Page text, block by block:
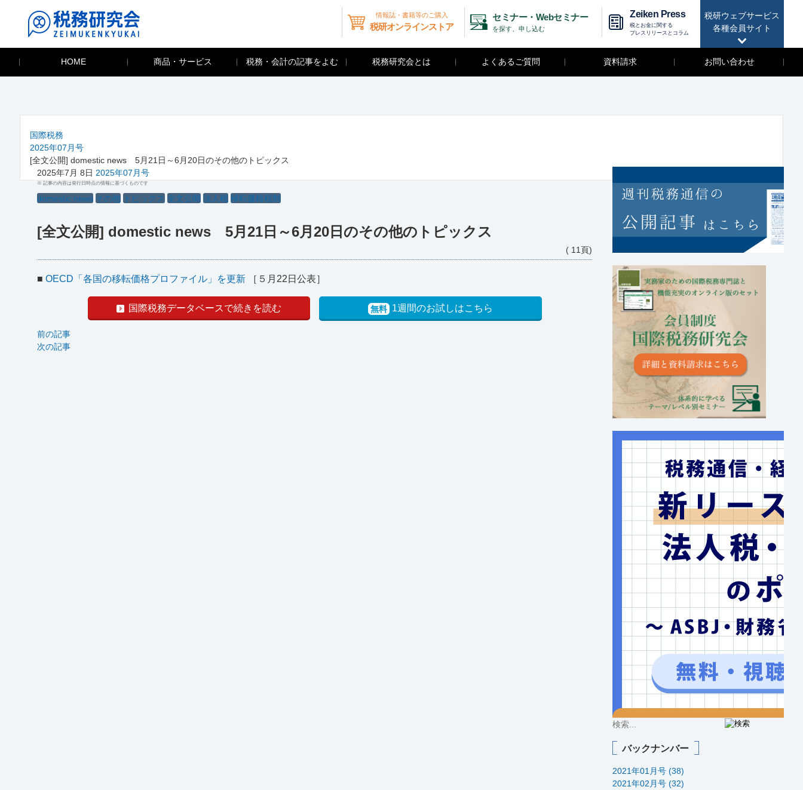
税研ウェブサービス
各種会員サイト
情報誌・書籍等のご購入
税研オンラインストア
セミナー・Webセミナー
を探す、申し込む
Zeiken Press
税とお金に関する
プレスリリースとコラム
HOME 商品・サービス 税務・会計の記事をよむ 税務研究会とは よくあるご質問 資料請求 お問い合わせ
国際税務
2025年07月号
[全文公開] domestic news 5月21日～6月20日のその他のトピックス
2025年7月 8日 2025年07月号
※ 記事の内容は発行日時点の情報に基づくものです
domestic news その他 トピックス 全文公開 法人税 移転価格税制
[全文公開] domestic news 5月21日～6月20日のその他のトピックス
( 11頁)
■OECD「各国の移転価格プロファイル」を更新 ［５月22日公表］
国際税務データベースで続きを読む 無料 1週間のお試しはこちら
前の記事
次の記事
バックナンバー
2021年01月号 (38)
2021年02月号 (32)